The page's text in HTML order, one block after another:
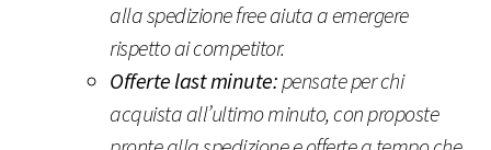
alla spedizione free aiuta a emergere
rispetto ai competitor.
Offerte last minute:pensate per chi
acquista all’ultimo minuto, con proposte